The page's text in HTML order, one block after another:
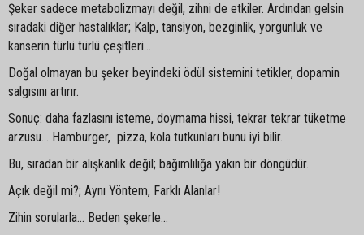
Şeker sadece metabolizmayı değil, zihni de etkiler. Ardından gelsin
sıradaki diğer hastalıklar; Kalp, tansiyon, bezginlik, yorgunluk ve
kanserin türlü türlü çeşitleri...
Doğal olmayan bu şeker beyindeki ödül sistemini tetikler, dopamin
salgısını artırır.
Sonuç: daha fazlasını isteme, doymama hissi, tekrar tekrar tüketme
arzusu... Hamburger, pizza, kola tutkunları bunu iyi bilir.
Bu, sıradan bir alışkanlık değil; bağımlılığa yakın bir döngüdür.
Açık değil mi?; Aynı Yöntem, Farklı Alanlar!
Zihin sorularla… Beden şekerle…